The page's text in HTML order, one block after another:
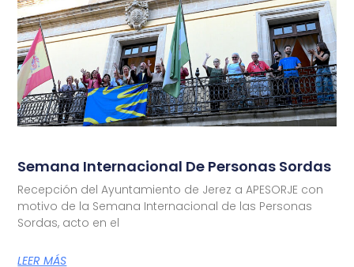
Semana Internacional De Personas Sordas
Recepción del Ayuntamiento de Jerez a APESORJE con
motivo de la Semana Internacional de las Personas
Sordas, acto en el
LEER MÁS